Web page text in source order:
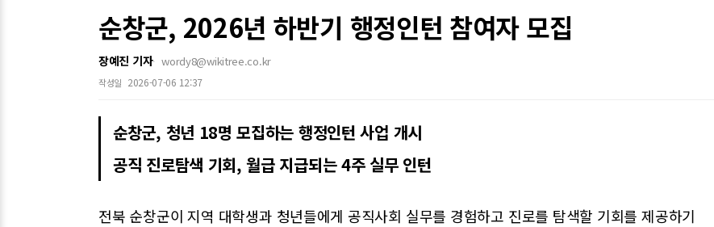
순창군, 2026년 하반기 행정인턴 참여자 모집
장예진 기자 wordy8@wikitree.co.kr
작성일 2026-07-06 12:37
순창군, 청년 18명 모집하는 행정인턴 사업 개시
공직 진로탐색 기회, 월급 지급되는 4주 실무 인턴
전북 순창군이 지역 대학생과 청년들에게 공직사회 실무를 경험하고 진로를 탐색할 기회를 제공하기